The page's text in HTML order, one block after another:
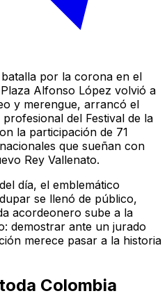
por la corona en el
Alfonso López volvió a
y merengue, arrancó el
del Festival de la
la participación de 71
que sueñan con
Rey Vallenato.
día, el emblemático
se llenó de público,
acordeonero sube a la
demostrar ante un jurado
merece pasar a la historia
Colombia